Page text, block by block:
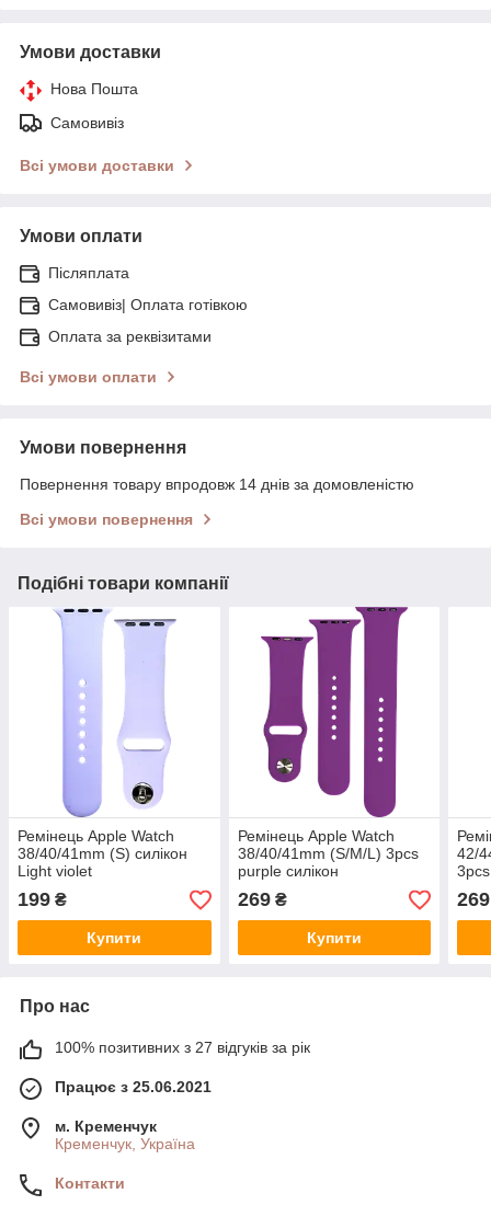
Умови доставки
Нова Пошта
Самовивіз
Всі умови доставки
Умови оплати
Післяплата
Самовивіз| Оплата готівкою
Оплата за реквізитами
Всі умови оплати
Умови повернення
Повернення товару впродовж 14 днів за домовленістю
Всі умови повернення
Подібні товари компанії
Ремінець Apple Watch
38/40/41mm (S) силікон
Light violet
199 ₴
Купити
Ремінець Apple Watch
38/40/41mm (S/M/L) 3pcs
purple силікон
269₴
Купити
42/
269
Про нас
100% позитивних з 27 відгуків за рік
Працює з 25.06.2021
м. Кременчук
Кременчук, Україна
Контакти